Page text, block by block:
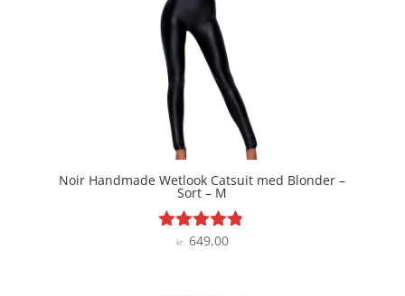
Noir Handmade Wetlook Catsuit med Blonder –
Sort – M
Vurderet
kr.649,00